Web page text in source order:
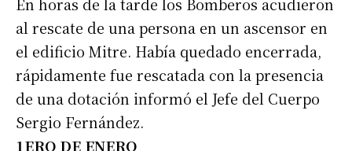
al rescate de una persona en un ascensor en
el edificio Mitre. Había quedado encerrada,
rápidamente fue rescatada con la presencia
de una dotación informó el Jefe del Cuerpo
Sergio Fernández.
1ERO DE ENERO